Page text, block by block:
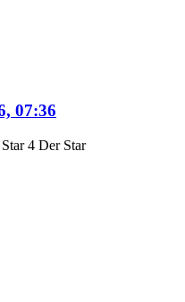
07:36
4 Der Star